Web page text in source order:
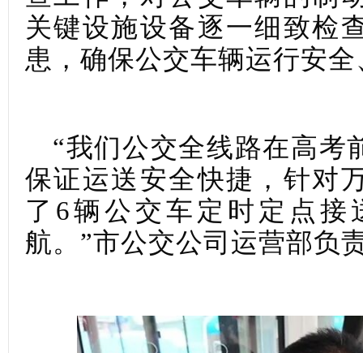
关键设施设备逐一细致检
患，确保公交车辆运行安
“我们公交全线路在高考
保证运送安全快捷，针对
了6辆公交车定时定点接
航。”市公交公司运营部负